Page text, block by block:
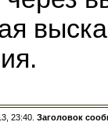
23:40. Заголовок